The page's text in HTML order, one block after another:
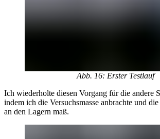
Abb. 16: Erster Testlauf
Ich wiederholte diesen Vorgang für die andere
indem ich die Versuchsmasse anbrachte und
an den Lagern maß.